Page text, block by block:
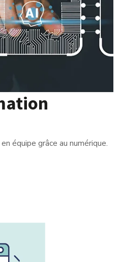
équipe grâce au numérique.